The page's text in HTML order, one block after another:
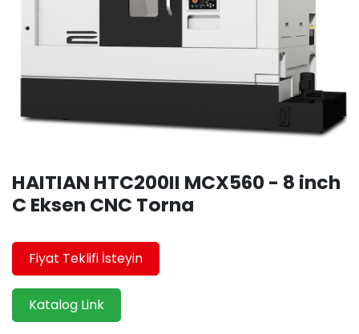
HAITIAN HTC200II MCX560 - 8 inch
C Eksen CNC Torna
Fiyat Teklifi İsteyin
Katalog Link